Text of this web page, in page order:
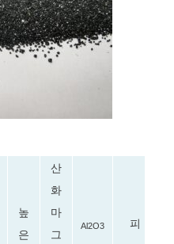
높
은
산
화
마
그
Al2O3 피